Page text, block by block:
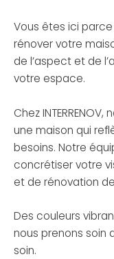
Vous êtes ici
rénover votre
de l’aspect et de
votre espace.
Chez
une maison qui
besoins. Notre
concrétiser votre
et de rénovation
Des couleurs
nous prenons soin
soin.